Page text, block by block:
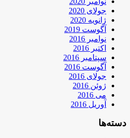
جولای 2020
ژانویه 2020
آگوست 2019
نوامبر 2016
اکتبر 2016
سپتامبر 2016
آگوست 2016
جولای 2016
ژوئن 2016
می 2016
آوریل 2016
دسته‌ها